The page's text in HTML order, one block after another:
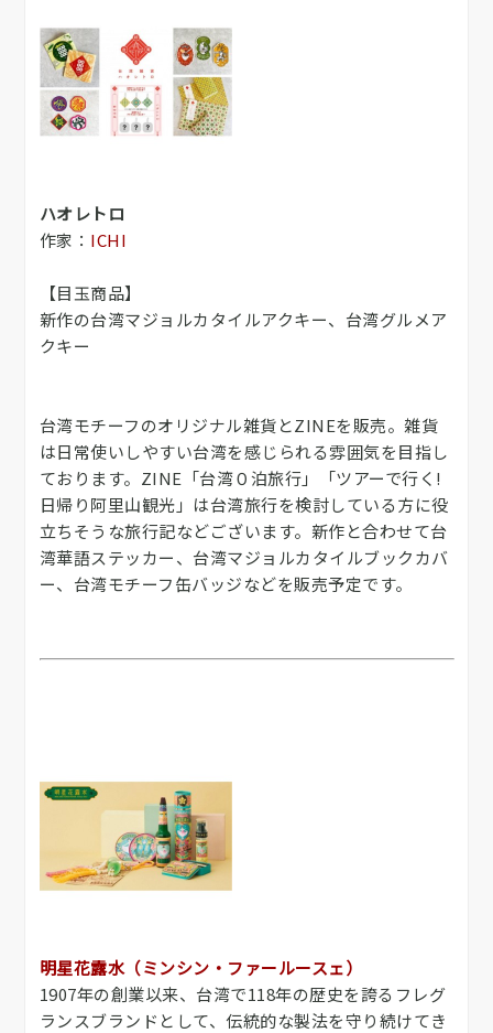
ハオレトロ
作家： ICHI
【目玉商品】
新作の台湾マジョルカタイルアクキー、台湾グルメア
クキー
台湾モチーフのオリジナル雑貨とZINEを販売。雑貨
は日常使いしやすい台湾を感じられる雰囲気を目指し
ております。ZINE「台湾０泊旅行」「ツアーで行く!
日帰り阿里山観光」は台湾旅行を検討している方に役
立ちそうな旅行記などございます。新作と合わせて台
湾華語ステッカー、台湾マジョルカタイルブックカバ
ー、台湾モチーフ缶バッジなどを販売予定です。
明星花露水（ミンシン・ファールースェ）
1907年の創業以来、台湾で118年の歴史を誇るフレグ
ランスブランドとして、伝統的な製法を守り続けてき